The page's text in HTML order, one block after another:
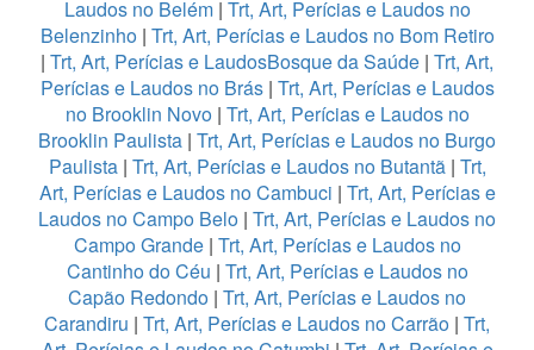
Laudos no Belém| Trt, Art, Perícias e Laudos no
Belenzinho| Trt, Art, Perícias e Laudos no Bom Retiro
| Trt, Art, Perícias e LaudosBosque da Saúde | Trt, Art,
Perícias e Laudos no Brás| Trt, Art, Perícias e Laudos
no Brooklin Novo| Trt, Art, Perícias e Laudos no
Brooklin Paulista | Trt, Art, Perícias e Laudos no Burgo
Paulista| Trt, Art, Perícias e Laudos no Butantã| Trt,
Art, Perícias e Laudos no Cambuci | Trt, Art, Perícias e
Laudos no Campo Belo | Trt, Art, Perícias e Laudos no
Campo Grande| Trt, Art, Perícias e Laudos no
Cantinho do Céu | Trt, Art, Perícias e Laudos no
Capão Redondo | Trt, Art, Perícias e Laudos no
Carandiru | Trt, Art, Perícias e Laudos no Carrão | Trt,